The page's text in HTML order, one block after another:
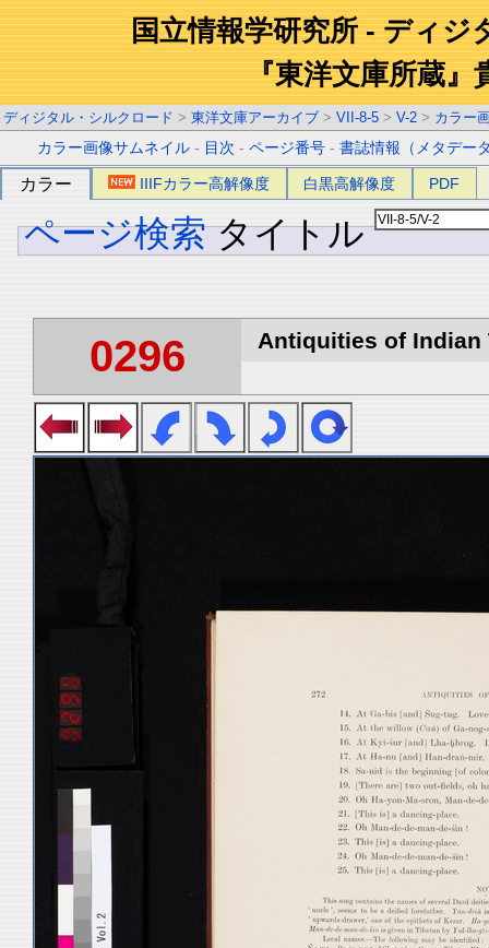
国立情報学研究所 - ディジ
『東洋文庫所蔵』
ディジタル・シルクロード > 東洋文庫アーカイブ > VII-8-5 > V-2 > カラー
カラー画像サムネイル - 目次 -ページ番号 -書誌情報（メタデー
カラー IIIFカラー高解像度 白黒高解像度 PDF
ページ検索 タイトル
0296 Antiquities of Indian